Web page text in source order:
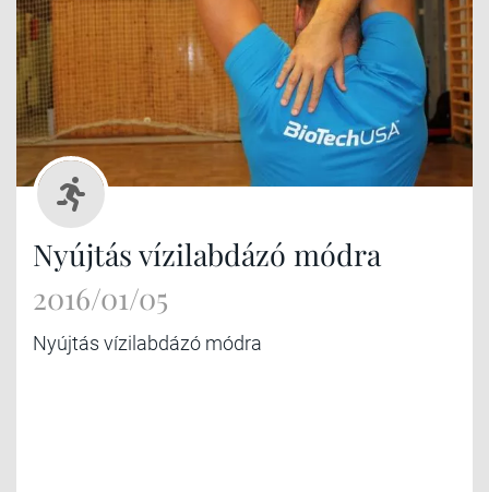
Nyújtás vízilabdázó módra
2016/01/05
Nyújtás vízilabdázó módra